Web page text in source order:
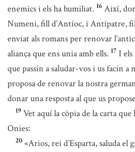
enemics i els ha humiliat. 16 Així,
Numeni, fill d’Antíoc, i Antípatre,
enviat als romans per renovar
aliança que ens unia amb ells. 17 I els
que passin a saludar-vos i us facin a
proposa de renovar la nostra
donar una resposta al que us
19 Vet aquí la còpia de la carta que
Onies:
20 «Arios, rei d’Esparta, saluda el